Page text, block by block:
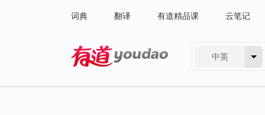
词典 翻译 有道精品课 云笔记
中英